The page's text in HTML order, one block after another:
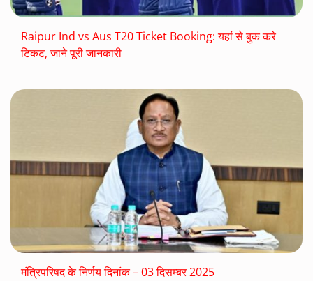
Raipur Ind vs Aus T20 Ticket Booking: यहां से बुक करे
टिकट, जाने पूरी जानकारी
मंत्रिपरिषद के निर्णय दिनांक – 03 दिसम्बर 2025